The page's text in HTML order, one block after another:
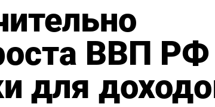
ВВП РФ
для